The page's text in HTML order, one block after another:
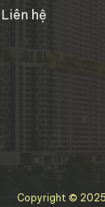
Liên hệ
Copyright ©